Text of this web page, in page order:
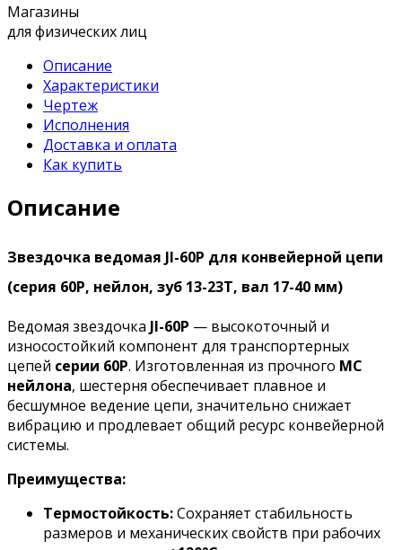
Магазины
для физических лиц
Описание
Характеристики
Чертеж
Исполнения
Доставка и оплата
Как купить
Описание
Звездочка ведомая JI-60P для конвейерной цепи
(серия 60P, нейлон, зуб 13-23T, вал 17-40 мм)
Ведомая звездочка JI-60P — высокоточный и
износостойкий компонент для транспортерных
цепей серии 60P. Изготовленная из прочного МС
нейлона, шестерня обеспечивает плавное и
бесшумное ведение цепи, значительно снижает
вибрацию и продлевает общий ресурс конвейерной
системы.
Преимущества:
Термостойкость:Сохраняет стабильность
размеров и механических свойств при рабочих